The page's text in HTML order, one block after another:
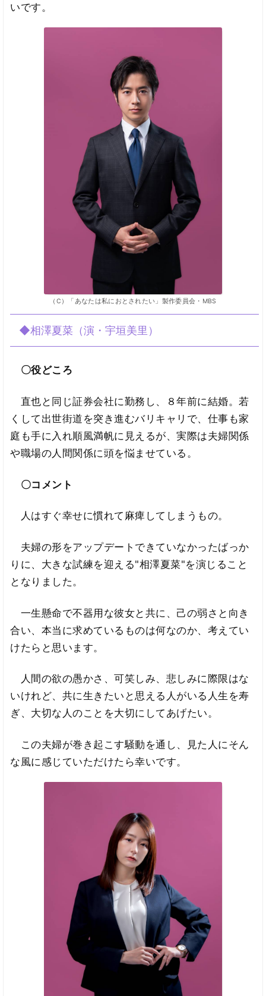
いです。
（C）「あなたは私におとされたい」製作委員会・MBS
◆相澤夏菜（演・宇垣美里）
〇役どころ
直也と同じ証券会社に勤務し、８年前に結婚。若
くして出世街道を突き進むバリキャリで、仕事も家
庭も手に入れ順風満帆に見えるが、実際は夫婦関係
や職場の人間関係に頭を悩ませている。
〇コメント
人はすぐ幸せに慣れて麻痺してしまうもの。
夫婦の形をアップデートできていなかったばっか
りに、大きな試練を迎える"相澤夏菜"を演じること
となりました。
一生懸命で不器用な彼女と共に、己の弱さと向き
合い、本当に求めているものは何なのか、考えてい
けたらと思います。
人間の欲の愚かさ、可笑しみ、悲しみに際限はな
いけれど、共に生きたいと思える人がいる人生を寿
ぎ、大切な人のことを大切にしてあげたい。
この夫婦が巻き起こす騒動を通し、見た人にそん
な風に感じていただけたら幸いです。